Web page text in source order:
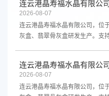
2026-08-07
连云港晶寿福水晶有限公司，位
灰盒、翡翠骨灰盒研发生产。支
2026-08-07
连云港晶寿福水晶有限公司，位